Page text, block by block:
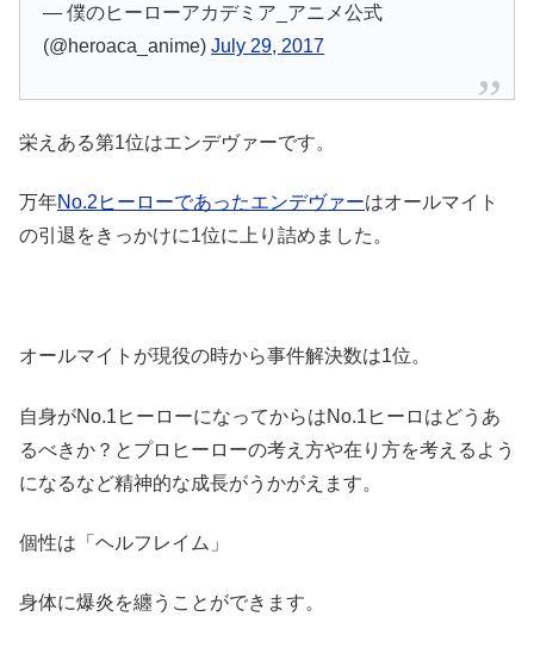
— 僕のヒーローアカデミア_アニメ公式
(@heroaca_anime)July 29, 2017
栄えある第1位はエンデヴァーです。
万年No.2ヒーローであったエンデヴァーはオールマイト
の引退をきっかけに1位に上り詰めました。
オールマイトが現役の時から事件解決数は1位。
自身がNo.1ヒーローになってからはNo.1ヒーロはどうあ
るべきか？とプロヒーローの考え方や在り方を考えるよう
になるなど精神的な成長がうかがえます。
個性は「ヘルフレイム」
身体に爆炎を纏うことができます。